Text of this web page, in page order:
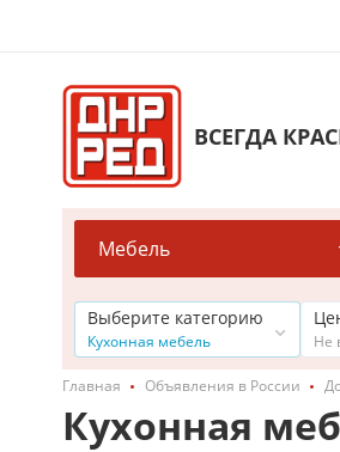
ВСЕГДА
Мебель
Выберите категорию
Кухонная мебель Не
Главная Объявления в России
Кухонная